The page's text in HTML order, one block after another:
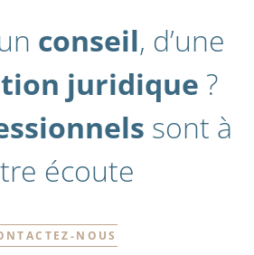
conseil, d’une
juridique ?
sont à
écoute
NOUS